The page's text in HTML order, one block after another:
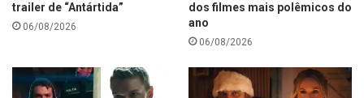
trailer de “Antártida”
06/08/2026
dos filmes mais polêmicos do
ano
06/08/2026